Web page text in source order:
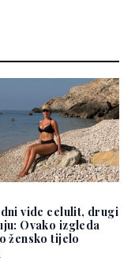
vide celulit, drugi
Ovako izgleda
žensko tijelo